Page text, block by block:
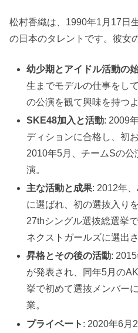
松村香織は、1990年1月17日
の日本のタレントです。彼女
幼少期とアイドル活動の
生までモデルの仕事をし
の公演を観て興味を持つ
SKE48加入と活動: 2009
ディションに合格し、初
2010年5月、チームSの公
演。
主な活動と成果: 2012年
に選ばれ、初の選抜入り
27thシングル選抜総選挙
ネクストガールズに選出さ
昇格とその後の活動:
が発表され、同年5月の
挙で初めて選抜メンバー
業。
プライベート : 2020年6月